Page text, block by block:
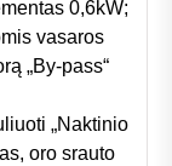
0,6kW;
vasaros
„By-pass“
„Naktinio
oro srauto